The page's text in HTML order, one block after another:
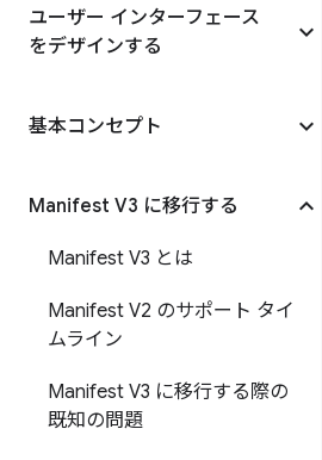
ユーザー インターフェース
をデザインする
基本コンセプト
Manifest V3 に移行する
Manifest V3 とは
Manifest V2 のサポート タイ
ムライン
Manifest V3 に移行する際の
既知の問題